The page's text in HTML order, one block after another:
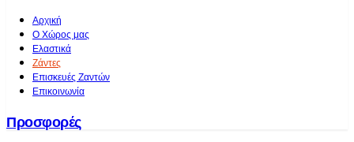
Αρχική
Ο Χώρος μας
Ελαστικά
Ζάντες
Επισκευές Ζαντών
Επικοινωνία
Προσφορές